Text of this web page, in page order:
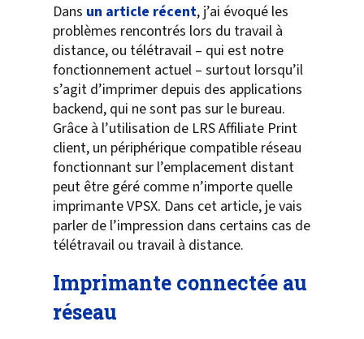
Dans un article récent, j’ai évoqué les
problèmes rencontrés lors du travail à
distance, ou télétravail – qui est notre
fonctionnement actuel – surtout lorsqu’il
s’agit d’imprimer depuis des applications
backend, qui ne sont pas sur le bureau.
Grâce à l’utilisation de LRS Affiliate Print
client, un périphérique compatible réseau
fonctionnant sur l’emplacement distant
peut être géré comme n’importe quelle
imprimante VPSX. Dans cet article, je vais
parler de l’impression dans certains cas de
télétravail ou travail à distance.
Imprimante connectée au
réseau